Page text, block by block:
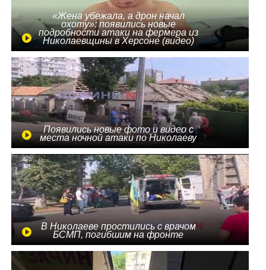
«Жена убежала, а дрон начал
охоту»: появились новые
подробности атаки на фермера из
Николаевщины в Херсоне (видео)
Появились новые фото и видео с
места ночной атаки по Николаеву
В Николаеве простились с врачом
БСМП, погибшим на фронте